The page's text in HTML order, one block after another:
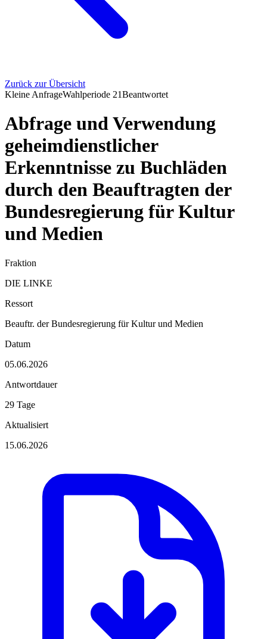
Zurück zur Übersicht
Kleine AnfrageWahlperiode 21Beantwortet
Abfrage und Verwendung
geheimdienstlicher
Erkenntnisse zu Buchläden
durch den Beauftragten der
Bundesregierung für Kultur
und Medien
Fraktion
DIE LINKE
Ressort
Beauftr. der Bundesregierung für Kultur und Medien
Datum
05.06.2026
Antwortdauer
29 Tage
Aktualisiert
15.06.2026